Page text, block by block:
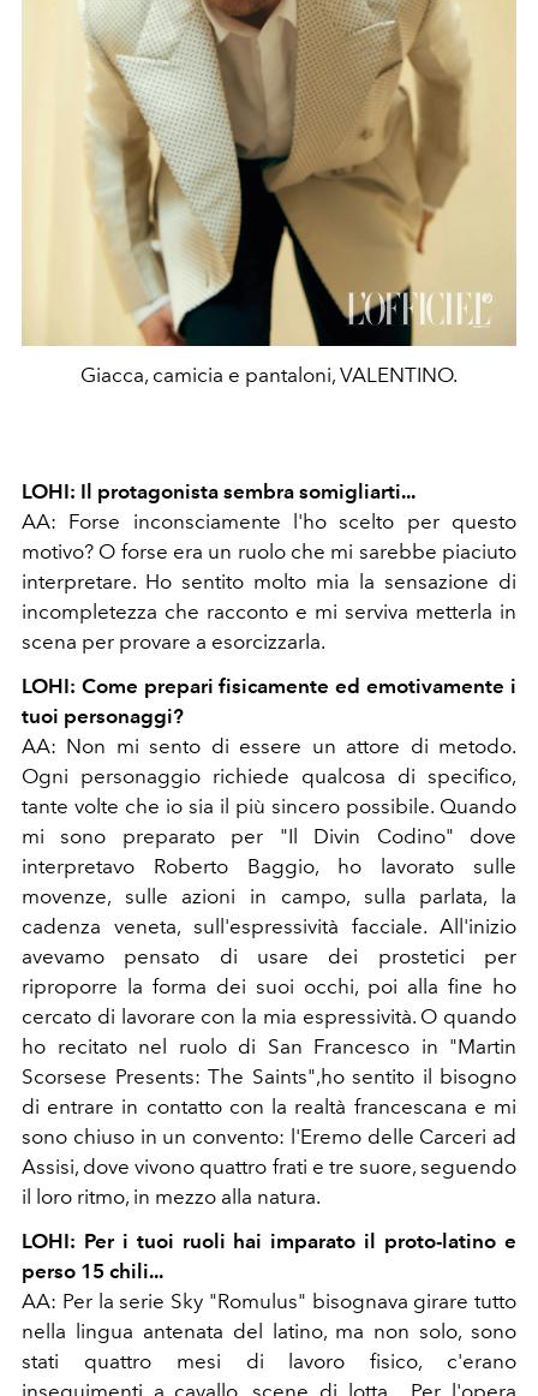
Giacca, camicia e pantaloni, VALENTINO.
LOHI: Il protagonista sembra somigliarti...
AA: Forse inconsciamente l'ho scelto per questo
motivo? O forse era un ruolo che mi sarebbe piaciuto
interpretare. Ho sentito molto mia la sensazione di
incompletezza che racconto e mi serviva metterla in
scena per provare a esorcizzarla.
LOHI: Come prepari fisicamente ed emotivamente i
tuoi personaggi?
AA: Non mi sento di essere un attore di metodo.
Ogni personaggio richiede qualcosa di specifico,
tante volte che io sia il più sincero possibile. Quando
mi sono preparato per "Il Divin Codino" dove
interpretavo Roberto Baggio, ho lavorato sulle
movenze, sulle azioni in campo, sulla parlata, la
cadenza veneta, sull'espressività facciale. All'inizio
avevamo pensato di usare dei prostetici per
riproporre la forma dei suoi occhi, poi alla fine ho
cercato di lavorare con la mia espressività. O quando
ho recitato nel ruolo di San Francesco in "Martin
Scorsese Presents: The Saints",ho sentito il bisogno
di entrare in contatto con la realtà francescana e mi
sono chiuso in un convento: l'Eremo delle Carceri ad
Assisi, dove vivono quattro frati e tre suore, seguendo
il loro ritmo, in mezzo alla natura.
LOHI: Per i tuoi ruoli hai imparato il proto-latino e
perso 15 chili...
AA: Per la serie Sky "Romulus" bisognava girare tutto
nella lingua antenata del latino, ma non solo, sono
stati quattro mesi di lavoro fisico, c'erano